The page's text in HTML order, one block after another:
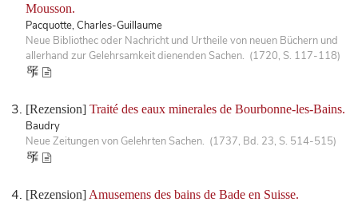
Mousson.
Pacquotte, Charles-Guillaume
Neue Bibliothec oder Nachricht und Urtheile von neuen Büchern und
allerhand zur Gelehrsamkeit dienenden Sachen. (1720, S. 117-118)
[Rezension] Traité des eaux minerales de Bourbonne-les-Bains.
Baudry
Neue Zeitungen von Gelehrten Sachen. (1737, Bd. 23, S. 514-515)
[Rezension] Amusemens des bains de Bade en Suisse.